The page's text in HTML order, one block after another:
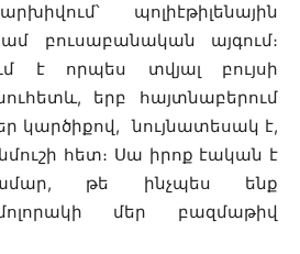
պոլիէթիլենային
բուսաբանական այգում։
է որպես տվյալ բույսի
երբ հայտնաբերում
կարծիքով, նույնատեսակ է,
հետ։ Սա իրոք էական է
թե ինչպես ենք
մեր բազմաթիվ